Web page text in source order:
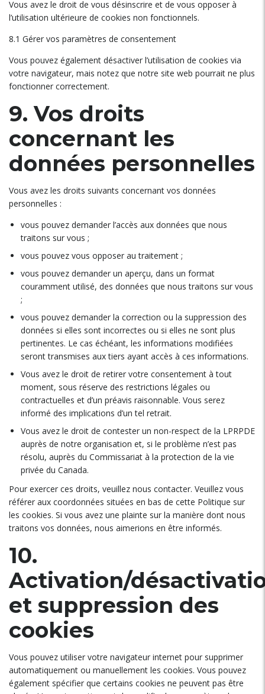
Vous avez le droit de vous désinscrire et de vous opposer à
l’utilisation ultérieure de cookies non fonctionnels.
8.1 Gérer vos paramètres de consentement
Vous pouvez également désactiver l’utilisation de cookies via
votre navigateur, mais notez que notre site web pourrait ne plus
fonctionner correctement.
9. Vos droits
concernant les
données personnelles
Vous avez les droits suivants concernant vos données
personnelles :
vous pouvez demander l’accès aux données que nous
traitons sur vous ;
vous pouvez vous opposer au traitement ;
vous pouvez demander un aperçu, dans un format
couramment utilisé, des données que nous traitons sur vous
;
vous pouvez demander la correction ou la suppression des
données si elles sont incorrectes ou si elles ne sont plus
pertinentes. Le cas échéant, les informations modifiées
seront transmises aux tiers ayant accès à ces informations.
Vous avez le droit de retirer votre consentement à tout
moment, sous réserve des restrictions légales ou
contractuelles et d’un préavis raisonnable. Vous serez
informé des implications d’un tel retrait.
Vous avez le droit de contester un non-respect de la LPRPDE
auprès de notre organisation et, si le problème n’est pas
résolu, auprès du Commissariat à la protection de la vie
privée du Canada.
Pour exercer ces droits, veuillez nous contacter. Veuillez vous
référer aux coordonnées situées en bas de cette Politique sur
les cookies. Si vous avez une plainte sur la manière dont nous
traitons vos données, nous aimerions en être informés.
10.
Activation/
et suppression des
cookies
Vous pouvez utiliser votre navigateur internet pour supprimer
automatiquement ou manuellement les cookies. Vous pouvez
également spécifier que certains cookies ne peuvent pas être